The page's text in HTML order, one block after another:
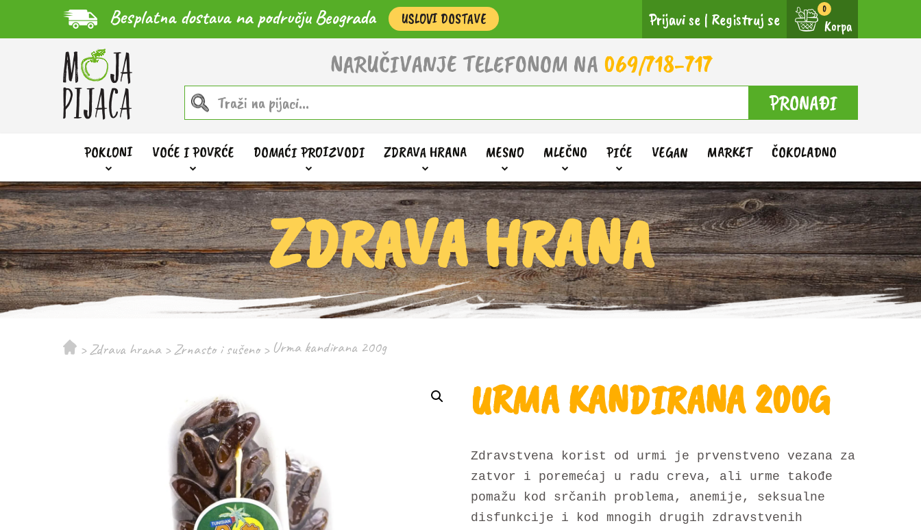
Besplatna dostava na području Beograda USLOVI DOSTAVE Prijavi se | Registruj se Korpa
NARUČIVANJE TELEFONOM NA 069/718-717
PRONAĐI
POKLONI VOĆE I POVRĆE DOMAĆI PROIZVODI ZDRAVA HRANA MESNO MLEČNO PIĆE VEGAN MARKET ČOKOLADNO
ZDRAVA HRANA
> Zdrava hrana > Zrnasto i sušeno > Urma kandirana 200g
URMA KANDIRANA 200G
Zdravstvena korist od urmi je prvenstveno vezana za
zatvor i poremećaj u radu creva, ali urme takođe
pomažu kod srčanih problema, anemije, seksualne
disfunkcije i kod mnogih drugih zdravstvenih